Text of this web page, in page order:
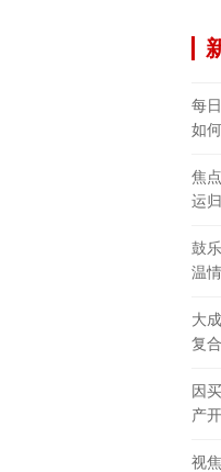
每
如
焦
运
鼓
温
大
复
因
产
视